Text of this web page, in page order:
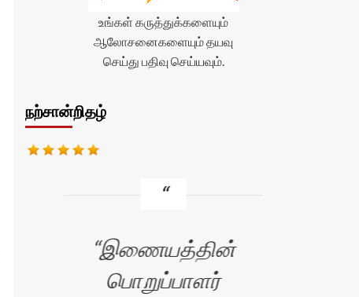
உங்கள் கருத்துக்களையும்
ஆலோசனைகளையும் தயவு
செய்து பதிவு செய்யவும்.
நற்சான்றிதழ்
இணையத்தின்
பொறுப்பாளர்